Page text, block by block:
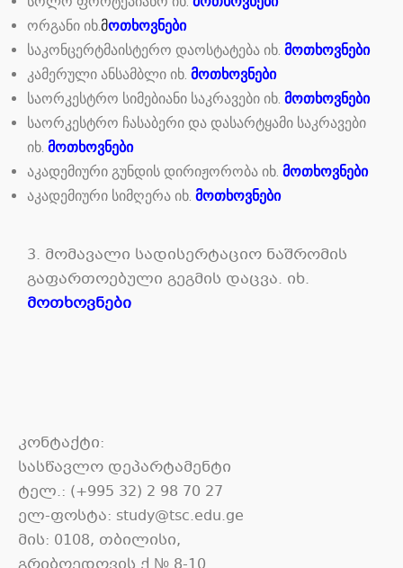
ორგანი იხ.მოთხოვნები
საკონცერტმაისტერო დაოსტატება იხ. მოთხოვნები
კამერული ანსამბლი იხ. მოთხოვნები
საორკესტრო სიმებიანი საკრავები იხ. მოთხოვნები
საორკესტრო ჩასაბერი და დასარტყამი საკრავები
იხ. მოთხოვნები
აკადემიური გუნდის დირიჟორობა იხ. მოთხოვნები
აკადემიური სიმღერა იხ. მოთხოვნები
3. მომავალი სადისერტაციო ნაშრომის
გაფართოებული გეგმის დაცვა. იხ.
მოთხოვნები
კონტაქტი:
სასწავლო დეპარტამენტი
ტელ.: (+995 32) 2 98 70 27
ელ-ფოსტა: study@tsc.edu.ge
მის: 0108, თბილისი,